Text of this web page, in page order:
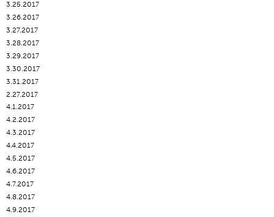
3.25.2017
3.26.2017
3.27.2017
3.28.2017
3.29.2017
3.30.2017
3.31.2017
2.27.2017
4.1.2017
4.2.2017
4.3.2017
4.4.2017
4.5.2017
4.6.2017
4.7.2017
4.8.2017
4.9.2017